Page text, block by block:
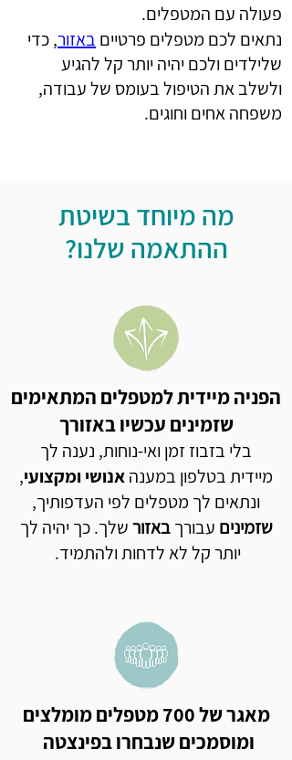
פעולה עם המטפלים.
נתאים לכם מטפלים פרטיים באזור, כדי
שלילדים ולכם יהיה יותר קל להגיע
ולשלב את הטיפול בעומס של עבודה,
משפחה אחים וחוגים.
מה מיוחד בשיטת
ההתאמה שלנו?
הפניה מיידית למטפלים המתאימים
שזמינים עכשיו באזורך
בלי בזבוז זמן ואי-נוחות, נענה לך
מיידית בטלפון במענהאנושי ומקצועי,
ונתאים לך מטפלים לפי העדפותיך,
שזמינים עבורךבאזורשלך. כך יהיה לך
יותר קל לא לדחות ולהתמיד.
מאגר של 700 מטפלים מומלצים
ומוסמכים שנבחרו בפינצטה